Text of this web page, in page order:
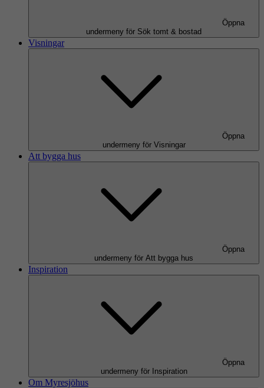
Öppna
undermeny för Sök tomt & bostad
Visningar
Öppna
undermeny för Visningar
Att bygga hus
Öppna
undermeny för Att bygga hus
Inspiration
Öppna
undermeny för Inspiration
Om Myresjöhus